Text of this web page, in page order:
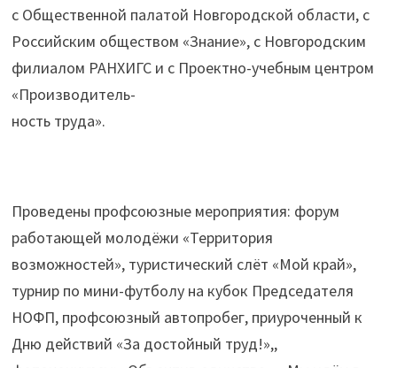
с Общественной палатой Новгородской области, с
Российским обществом «Знание», с Новгородским
филиалом РАНХИГС и с Проектно-учебным центром
«Производитель-
ность труда».
Проведены профсоюзные мероприятия: форум
работающей молодёжи «Территория
возможностей», туристический слёт «Мой край»,
турнир по мини-футболу на кубок Председателя
НОФП, профсоюзный автопробег, приуроченный к
Дню действий «За достойный труд!»,,